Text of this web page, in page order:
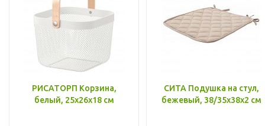
РИСАТОРП Корзина,
белый, 25x26x18 см
СИТА Подушка на стул,
бежевый, 38/35x38x2 см